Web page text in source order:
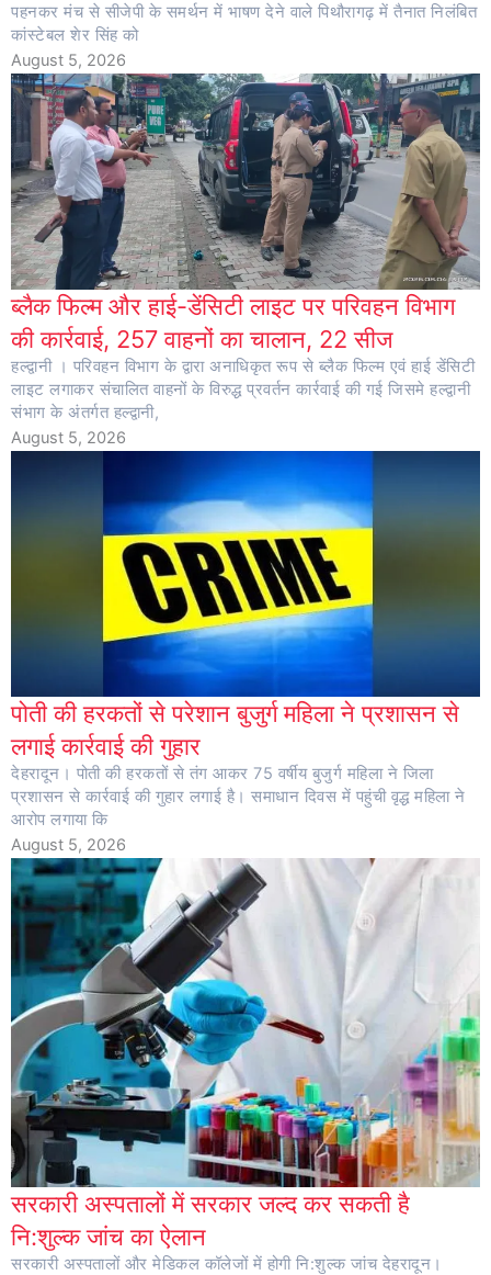
पहनकर मंच से सीजेपी के समर्थन में भाषण देने वाले पिथौरागढ़ में तैनात निलंबित
कांस्टेबल शेर सिंह को
August 5, 2026
ब्लैक फिल्म और हाई-डेंसिटी लाइट पर परिवहन विभाग
की कार्रवाई, 257 वाहनों का चालान, 22 सीज
हल्द्वानी । परिवहन विभाग के द्वारा अनाधिकृत रूप से ब्लैक फिल्म एवं हाई डेंसिटी
लाइट लगाकर संचालित वाहनों के विरुद्ध प्रवर्तन कार्रवाई की गई जिसमे हल्द्वानी
संभाग के अंतर्गत हल्द्वानी,
August 5, 2026
पोती की हरकतों से परेशान बुजुर्ग महिला ने प्रशासन से
लगाई कार्रवाई की गुहार
देहरादून। पोती की हरकतों से तंग आकर 75 वर्षीय बुजुर्ग महिला ने जिला
प्रशासन से कार्रवाई की गुहार लगाई है। समाधान दिवस में पहुंची वृद्ध महिला ने
आरोप लगाया कि
August 5, 2026
सरकारी अस्पतालों में सरकार जल्द कर सकती है
नि:शुल्क जांच का ऐलान
सरकारी अस्पतालों और मेडिकल कॉलेजों में होगी नि:शुल्क जांच देहरादून।